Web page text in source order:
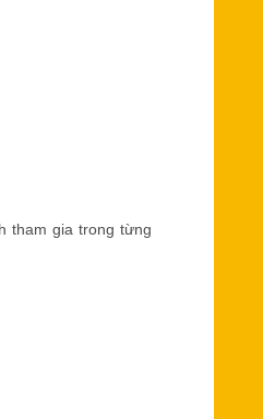
tham gia trong từng